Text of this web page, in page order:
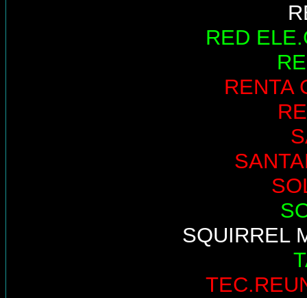
RED
RENTA
SQUIRREL